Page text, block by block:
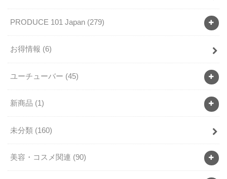
PRODUCE 101 Japan (279)
お得情報 (6)
ユーチューバー (45)
新商品 (1)
未分類 (160)
美容・コスメ関連 (90)